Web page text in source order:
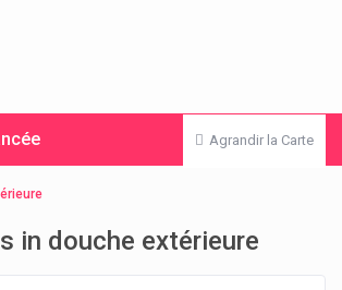
Agrandir la Carte
in douche extérieure